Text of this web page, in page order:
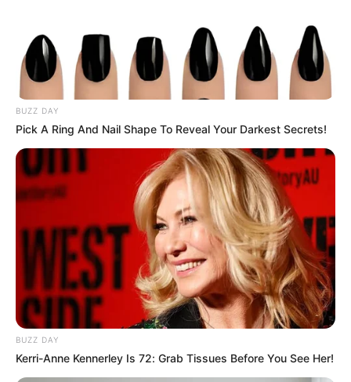
TEMAS RELACIONADOS
BARRANCABERMEJA
PETRO
PRESIDENCIA DE LA REPÚBLICA
VISITA PRESIDENCIAL
MANTÉNGASE EN ALERTA
Tenemos todas las noticias que le
interesan. Para estar bien informado, por
favor, active las notificaciones de Alerta.
ACTIVAR AHORA
TEMAS DESTACADOS
BUZZ DAY
Pick A Ring And Nail Shape To Reveal Your Darkest Secrets!
BUZZ DAY
Kerri-Anne Kennerley Is 72: Grab Tissues Before You See Her!